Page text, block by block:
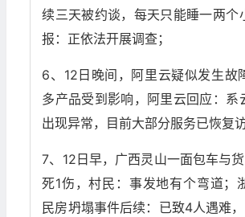
续三天被约谈，每天只能睡一两个
报：正依法开展调查；
6、12日晚间，阿里云疑似发生故
多产品受到影响，阿里云回应：系
出现异常，目前大部分服务已恢复访
7、12日早，广西灵山一面包车与
死1伤，村民：事发地有个弯道；
民房坍塌事件后续：已致4人遇难